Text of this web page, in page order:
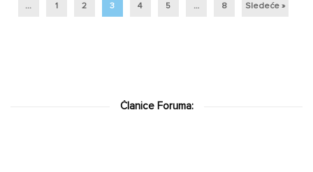
... 1 2 3 4 5 … 8 Sledeće »
Članice Foruma: